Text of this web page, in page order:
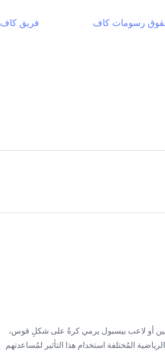
رسومات كاف فريق كاف
أو لاعب بيسبول يرمي كرةً على شكلِ قوس،
المُختلفة استخدام هذا التأثير لمُساعدتهم